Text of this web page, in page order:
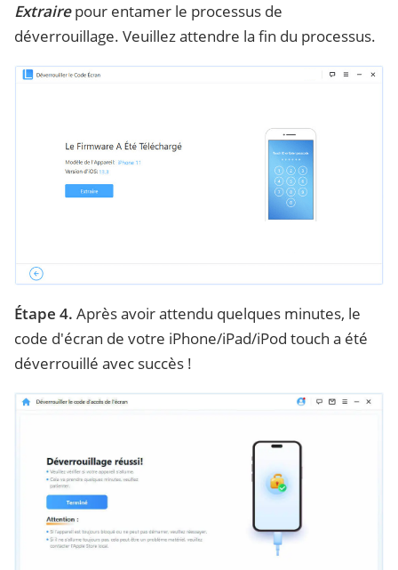
Extrairepour entamer le processus de
déverrouillage. Veuillez attendre la fin du processus.
Étape 4. Après avoir attendu quelques minutes, le
code d'écran de votre iPhone/iPad/iPod touch a été
déverrouillé avec succès !